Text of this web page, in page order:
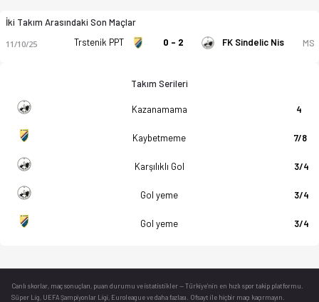
İki Takım Arasındaki Son Maçlar
11/10/25 Trstenik PPT 0 - 2 FK Sindelic Nis MS
Takım Serileri
Kazanamama 4
Kaybetmeme 7/8
Karşılıklı Gol 3/4
Gol yeme 3/4
Gol yeme 3/4
Canlı skorlar , maç sonuçları, puan durumu ve istatistikler — Türkiye’nin en hızlı spor takip platformu.
Süper Lig, UEFA Şampiyonlar Ligi, Euroleague ve daha fazlası. Ofsayt ile hiçbir maçı kaçırmayın.